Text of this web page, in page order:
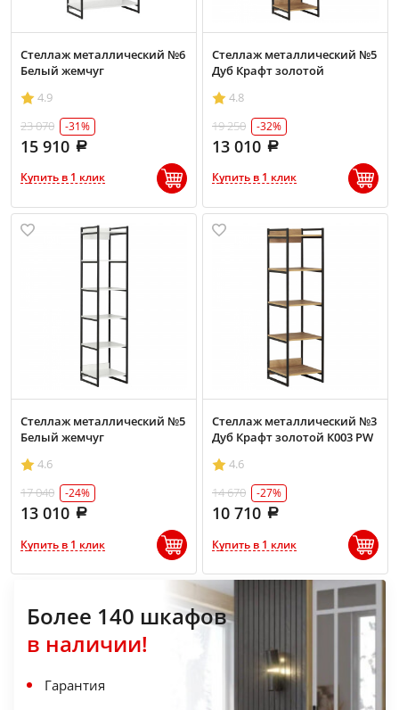
Стеллаж металлический №6
Белый жемчуг
4.9
23 070
-31%
15 910
Купить в 1 клик
Стеллаж металлический №5
Дуб Крафт золотой
4.8
19 250
-32%
13 010
Купить в 1 клик
Стеллаж металлический №5
Белый жемчуг
4.6
17 040
-24%
13 010
Купить в 1 клик
Стеллаж металлический №3
Дуб Крафт золотой К003 РW
4.6
14 670
-27%
10 710
Купить в 1 клик
Более 140 шкафов
в наличии!
Гарантия